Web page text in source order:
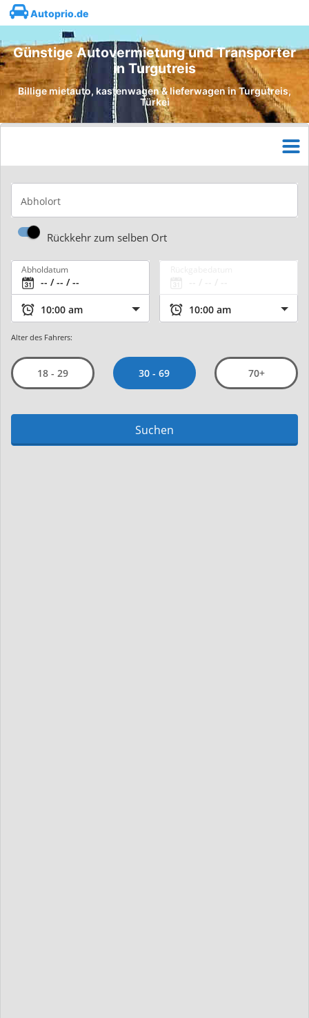
Autoprio.de
Günstige Autovermietung und Transporter
in Turgutreis
Billige mietauto, kastenwagen & lieferwagen in Turgutreis,
Türkei
Abholort
Rückkehr zum selben Ort
Abholdatum
Alter des Fahrers:
18 - 29 30 - 69 70+
Suchen